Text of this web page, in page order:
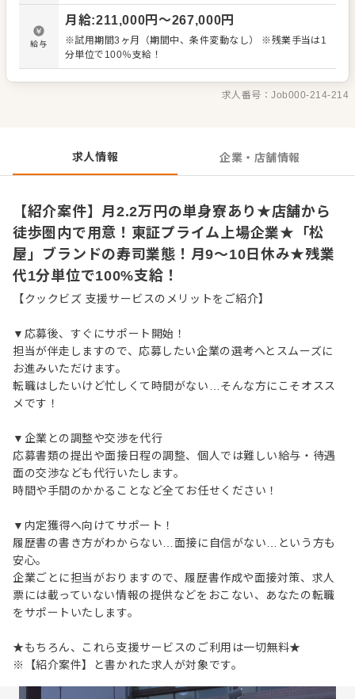
しにコミュニケーションをとったり、目の前でまさに手作
りで握りを披露するなど、一人前の寿司職人を目指せま
す。旬の素材から通年でお愉しみいただけるネタの知識な
どを深め、見て、聞いて、食べて美味しい寿司をお客さま
握り等調理全般 ・スタッフ教育 ・シフト管理 ・数字管理
すし職人として活躍いただくと共に、店舗運営全般をお任
できる環境です。 ゆくゆくは、ステップアップや独り立ち
もめざせます。
給与
月給:211,000円〜267,000円
※試用期間3ヶ月（期間中、条件変動なし） ※残業手当は1
分単位で100％支給！
求人番号：Job000-214-214
求人情報 企業・店舗情報
【紹介案件】月2.2万円の単身寮あり★店舗から
徒歩圏内で用意！東証プライム上場企業★「松
屋」ブランドの寿司業態！月9～10日休み★残業
代1分単位で100%支給！
【クックビズ 支援サービスのメリットをご紹介】
▼応募後、すぐにサポート開始！
担当が伴走しますので、応募したい企業の選考へとスムーズに
お進みいただけます。
転職はしたいけど忙しくて時間がない…そんな方にこそオスス
メです！
▼企業との調整や交渉を代行
応募書類の提出や面接日程の調整、個人では難しい給与・待遇
面の交渉なども代行いたします。
時間や手間のかかることなど全てお任せください！
▼内定獲得へ向けてサポート！
履歴書の書き方がわからない…面接に自信がない…という方も
安心。
企業ごとに担当がおりますので、履歴書作成や面接対策、求人
票には載っていない情報の提供などをおこない、あなたの転職
をサポートいたします。
★もちろん、これら支援サービスのご利用は一切無料★
※【紹介案件】と書かれた求人が対象です。